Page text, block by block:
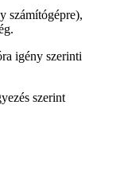
számítógépre),
igény szerinti
szerint